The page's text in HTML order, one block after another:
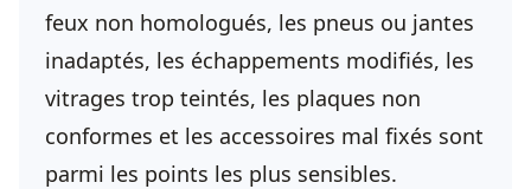
feux non homologués, les pneus ou jantes
inadaptés, les échappements modifiés, les
vitrages trop teintés, les plaques non
conformes et les accessoires mal fixés sont
parmi les points les plus sensibles.